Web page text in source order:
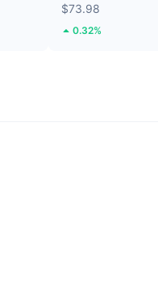
$73.98
0.32%